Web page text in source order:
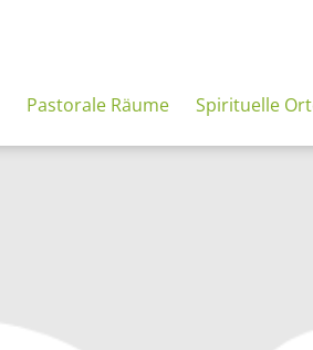
Pastorale Räume Spirituelle